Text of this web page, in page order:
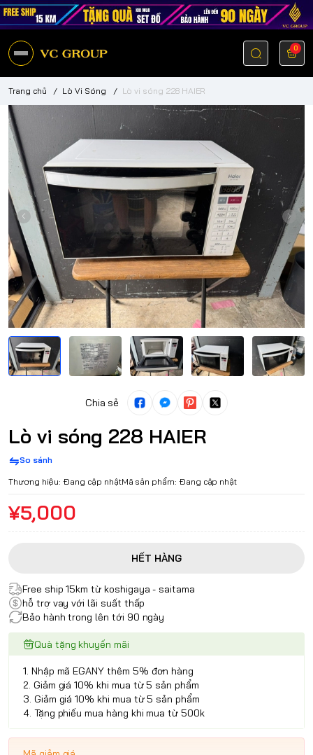
0
Trang chủ / Lò Vi Sóng / Lò vi sóng 228 HAIER
Chia sẻ
Lò vi sóng 228 HAIER
So sánh
Thương hiệu: Đang cập nhậtMã sản phẩm: Đang cập nhật
¥5,000
HẾT HÀNG
Free ship 15km từ koshigaya - saitama
hỗ trợ vay với lãi suất thấp
Bảo hành trong lên tới 90 ngày
Quà tặng khuyến mãi
1. Nhập mã EGANY thêm 5% đơn hàng
2. Giảm giá 10% khi mua từ 5 sản phẩm
3. Giảm giá 10% khi mua từ 5 sản phẩm
4. Tặng phiếu mua hàng khi mua từ 500k